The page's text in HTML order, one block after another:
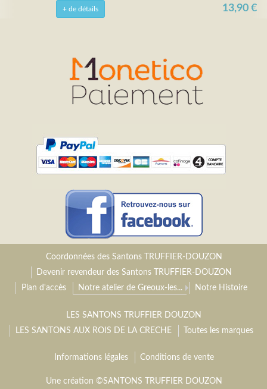
+ de détails 13,90 €
Coordonnées des Santons TRUFFIER-DOUZON
Devenir revendeur des Santons TRUFFIER-DOUZON
Plan d'accès
Notre atelier de Greoux-les... Notre Histoire
LES SANTONS TRUFFIER DOUZON
LES SANTONS AUX ROIS DE LA CRECHE
Toutes les marques
Informations légales Conditions de vente
Une création ©SANTONS TRUFFIER DOUZON